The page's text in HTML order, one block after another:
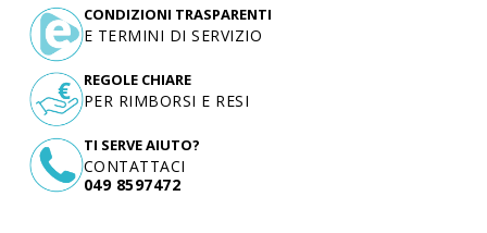
TI SERVE AIUTO?
CONTATTACI
049 8597472
CONDIZIONI TRASPARENTI
E TERMINI DI SERVIZIO
REGOLE CHIARE
PER RIMBORSI E RESI